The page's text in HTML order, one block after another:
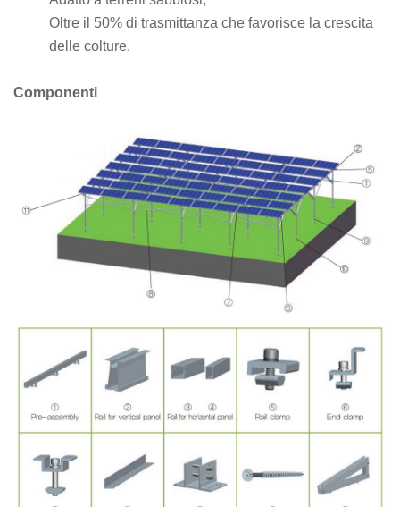
Oltre il 50% di trasmittanza che favorisce la crescita
delle colture.
Componenti